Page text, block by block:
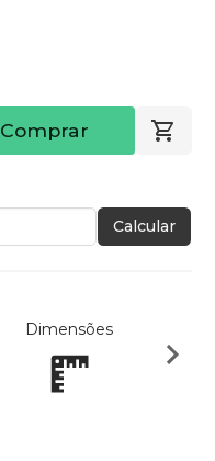
Comprar
Calcular
Dimensões